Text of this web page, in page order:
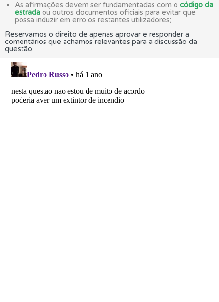
As afirmações devem ser fundamentadas com o código da
estrada ou outros documentos oficiais para evitar que
possa induzir em erro os restantes utilizadores;
Reservamos o direito de apenas aprovar e responder a
comentários que achamos relevantes para a discussão da
questão.